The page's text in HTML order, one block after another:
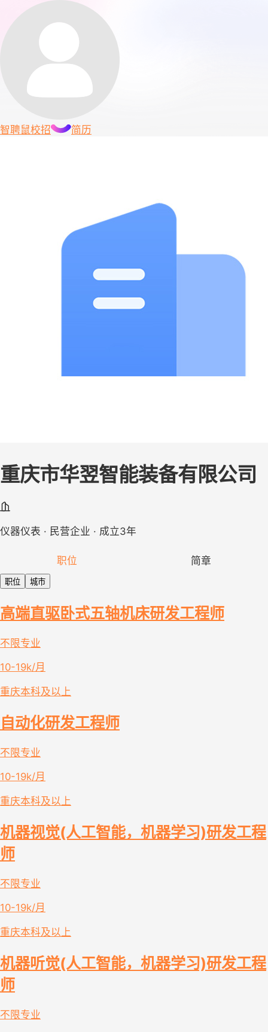
智聘鼠校招 简历
重庆市华翌智能装备有限公司
仪器仪表 · 民营企业 · 成立3年
职位 简章
职位 城市
高端直驱卧式五轴机床研发工程师
不限专业
10-19k/月
重庆本科及以上
自动化研发工程师
不限专业
10-19k/月
重庆本科及以上
机器视觉(人工智能，机器学习)研发工程
师
不限专业
10-19k/月
重庆本科及以上
机器听觉(人工智能，机器学习)研发工程
师
不限专业